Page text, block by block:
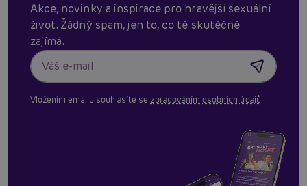
Akce, novinky a inspirace pro hravější sexuální
život. Žádný spam, jen to, co tě skutěčně
zajímá.
Vložením emailu souhlasíte se zpracováním osobních údajů